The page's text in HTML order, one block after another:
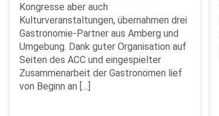
Kongresse aber auch
Kulturveranstaltungen, übernahmen drei
Gastronomie-Partner aus Amberg und
Umgebung. Dank guter Organisation auf
Seiten des ACC und eingespielter
Zusammenarbeit der Gastronomen lief
von Beginn an […]